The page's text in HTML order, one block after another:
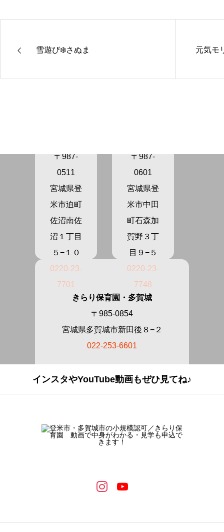
雪遊び❄️さぬま 元気モ
〒987-
0511
宮城県登
米市迫町
佐沼南佐
沼１丁目
５−１０
0220-23-
7701
〒987-
0601
宮城県登
米市中田
町石森加
賀野３丁
目９−５
0220-23-
7748
きらり保育園・多賀城
〒985-0854
宮城県多賀城市新田後８−２
022-253-6601
インスタやYouTube動画もぜひ見てね♪